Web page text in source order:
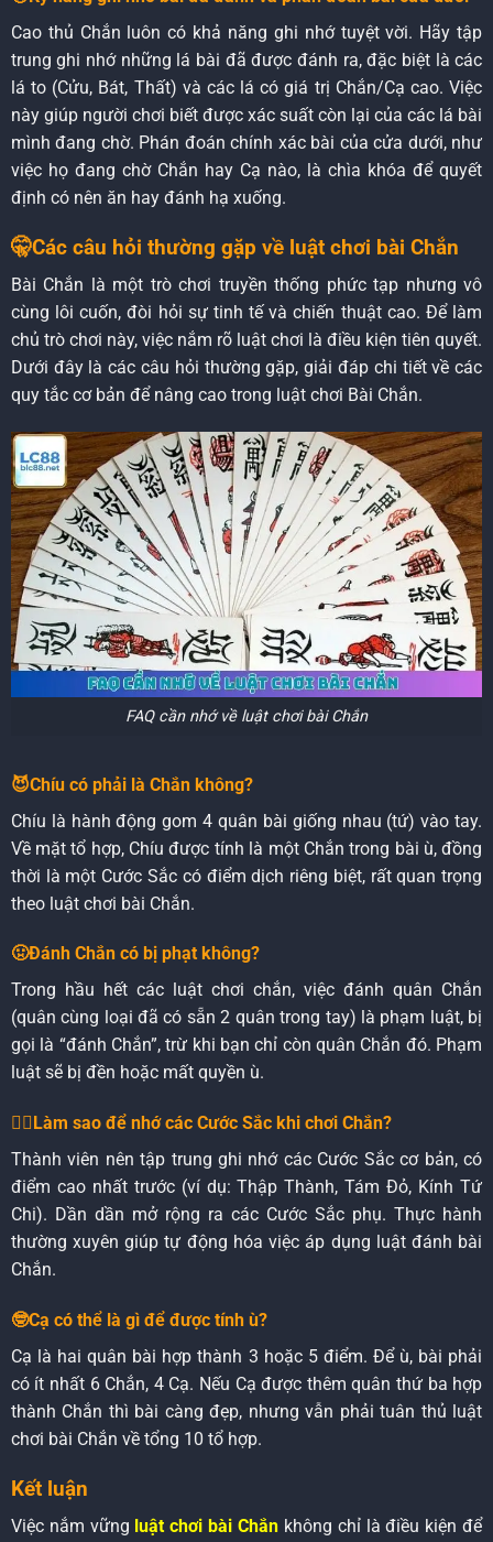
Cao thủ Chắn luôn có khả năng ghi nhớ tuyệt vời. Hãy tập
trung ghi nhớ những lá bài đã được đánh ra, đặc biệt là các
lá to (Cửu, Bát, Thất) và các lá có giá trị Chắn/Cạ cao. Việc
này giúp người chơi biết được xác suất còn lại của các lá bài
mình đang chờ. Phán đoán chính xác bài của cửa dưới, như
việc họ đang chờ Chắn hay Cạ nào, là chìa khóa để quyết
định có nên ăn hay đánh hạ xuống.
🤫Các câu hỏi thường gặp về luật chơi bài Chắn
Bài Chắn là một trò chơi truyền thống phức tạp nhưng vô
cùng lôi cuốn, đòi hỏi sự tinh tế và chiến thuật cao. Để làm
chủ trò chơi này, việc nắm rõ luật chơi là điều kiện tiên quyết.
Dưới đây là các câu hỏi thường gặp, giải đáp chi tiết về các
quy tắc cơ bản để nâng cao trong luật chơi Bài Chắn.
FAQ cần nhớ về luật chơi bài Chắn
😈Chíu có phải là Chắn không?
Chíu là hành động gom 4 quân bài giống nhau (tứ) vào tay.
Về mặt tổ hợp, Chíu được tính là một Chắn trong bài ù, đồng
thời là một Cước Sắc có điểm dịch riêng biệt, rất quan trọng
theo luật chơi bài Chắn.
🤢Đánh Chắn có bị phạt không?
Trong hầu hết các luật chơi chắn, việc đánh quân Chắn
(quân cùng loại đã có sẵn 2 quân trong tay) là phạm luật, bị
gọi là “đánh Chắn”, trừ khi bạn chỉ còn quân Chắn đó. Phạm
luật sẽ bị đền hoặc mất quyền ù.
😵‍💫Làm sao để nhớ các Cước Sắc khi chơi Chắn?
Thành viên nên tập trung ghi nhớ các Cước Sắc cơ bản, có
điểm cao nhất trước (ví dụ: Thập Thành, Tám Đỏ, Kính Tứ
Chi). Dần dần mở rộng ra các Cước Sắc phụ. Thực hành
thường xuyên giúp tự động hóa việc áp dụng luật đánh bài
Chắn.
🤓Cạ có thể là gì để được tính ù?
Cạ là hai quân bài hợp thành 3 hoặc 5 điểm. Để ù, bài phải
có ít nhất 6 Chắn, 4 Cạ. Nếu Cạ được thêm quân thứ ba hợp
thành Chắn thì bài càng đẹp, nhưng vẫn phải tuân thủ luật
chơi bài Chắn về tổng 10 tổ hợp.
Kết luận
Việc nắm vững luật chơi bài Chắn không chỉ là điều kiện để